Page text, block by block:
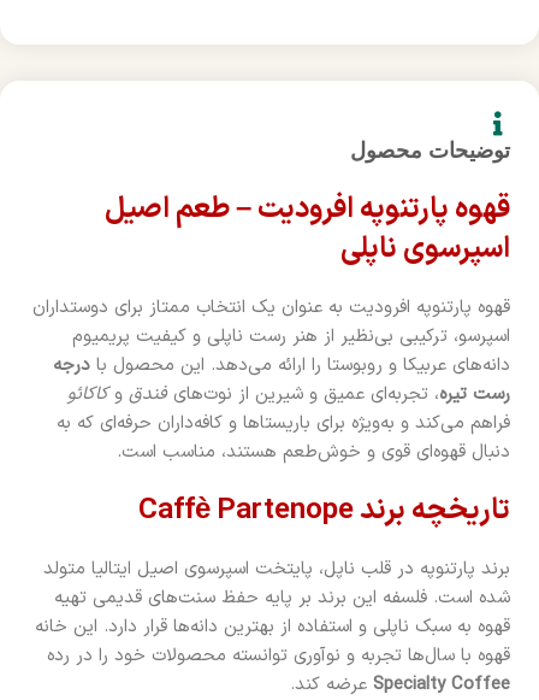
توضیحات محصول
قهوه پارتنوپه افرودیت – طعم اصیل
اسپرسوی ناپلی
قهوه پارتنوپه افرودیت به عنوان یک انتخاب ممتاز برای دوستداران
اسپرسو، ترکیبی بی‌نظیر از هنر رست ناپلی و کیفیت پریمیوم
دانه‌های عربیکا و روبوستا را ارائه می‌دهد. این محصول با درجه
رست تیره، تجربه‌ای عمیق و شیرین از نوت‌های فندق وکاکائو
فراهم می‌کند و به‌ویژه برای باریستاها و کافه‌داران حرفه‌ای که به
دنبال قهوه‌ای قوی و خوش‌طعم هستند، مناسب است.
تاریخچه برند Caffè Partenope
برند پارتنوپه در قلب ناپل، پایتخت اسپرسوی اصیل ایتالیا متولد
شده است. فلسفه این برند بر پایه حفظ سنت‌های قدیمی تهیه
قهوه به سبک ناپلی و استفاده از بهترین دانه‌ها قرار دارد. این خانه
قهوه با سال‌ها تجربه و نوآوری توانسته محصولات خود را در رده
Specialty Coffee عرضه کند.